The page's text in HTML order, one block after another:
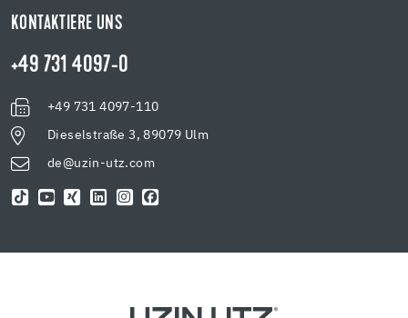
KONTAKTIERE UNS
+49 731 4097-0
+49 731 4097-110
Dieselstraße 3, 89079 Ulm
de@uzin-utz.com